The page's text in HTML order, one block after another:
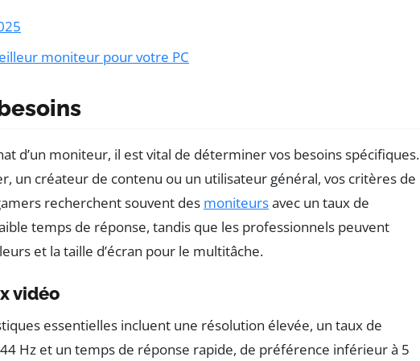
moniteur pour votre PC
d’un moniteur, il est vital de déterminer vos besoins spécifiques.
un créateur de contenu ou un utilisateur général, vos critères de
recherchent souvent des moniteursavec un taux de
temps de réponse, tandis que les professionnels peuvent
et la taille d’écran pour le multitâche.
vidéo
essentielles incluent une résolution élevée, un taux de
Hz et un temps de réponse rapide, de préférence inférieur à 5